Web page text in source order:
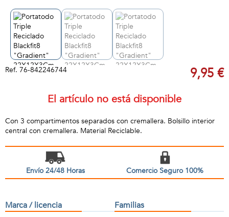
Ref. 76-842246744 9,95 €
El artículo no está disponible
Con 3 compartimentos separados con cremallera. Bolsillo interior
central con cremallera. Material Reciclable.
Envío 24/48 Horas Comercio Seguro 100%
Marca / licencia Familias